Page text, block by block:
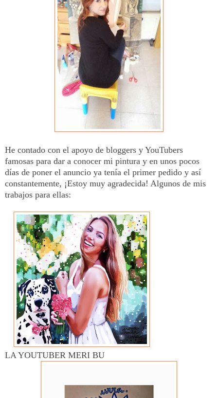
He contado con el apoyo de bloggers y YouTubers
famosas para dar a conocer mi pintura y en unos pocos
días de poner el anuncio ya tenía el primer pedido y así
constantemente, ¡Estoy muy agradecida! Algunos de mis
trabajos para ellas:
LA YOUTUBER MERI BU